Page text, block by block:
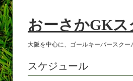
おーさかGKス
大阪を中心に、ゴールキーパースクー
スケジュール